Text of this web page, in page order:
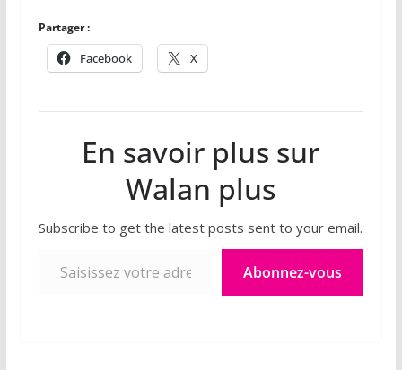
Partager :
Facebook X
En savoir plus sur
Walan plus
Subscribe to get the latest posts sent to your email.
Abonnez-vous